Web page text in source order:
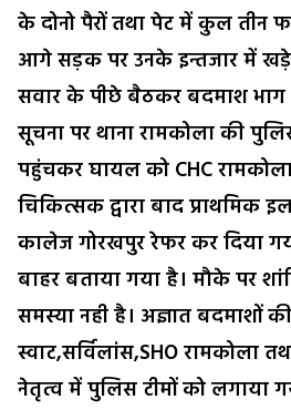
के दोनो पैरों तथा पेट में कुल तीन
आगे सड़क पर उनके इन्तजार में
सवार के पीछे बैठकर बदमाश
सूचना पर थाना रामकोला की
पहुंचकर घायल को CHC
चिकित्सक द्वारा बाद प्राथमिक
कालेज गोरखपुर रेफर कर दिया
बाहर बताया गया है। मौके पर
समस्या नही है। अज्ञात बदमाशों
स्वाट,सर्विलांस,SHO रामकोला
नेतृत्व में पुलिस टीमों को लगाया